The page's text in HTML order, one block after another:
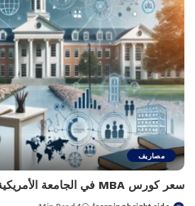
مصاريف
سعر كورس MBA في الجامعة الأمريكية: دليل شامل